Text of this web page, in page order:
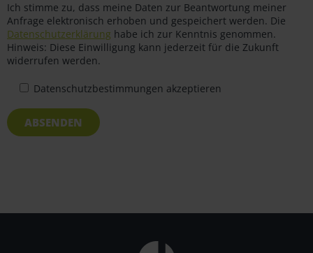
Ich stimme zu, dass meine Daten zur Beantwortung meiner
Anfrage elektronisch erhoben und gespeichert werden. Die
Datenschutzerklärung habe ich zur Kenntnis genommen.
Hinweis: Diese Einwilligung kann jederzeit für die Zukunft
widerrufen werden.
Datenschutzbestimmungen akzeptieren
ABSENDEN